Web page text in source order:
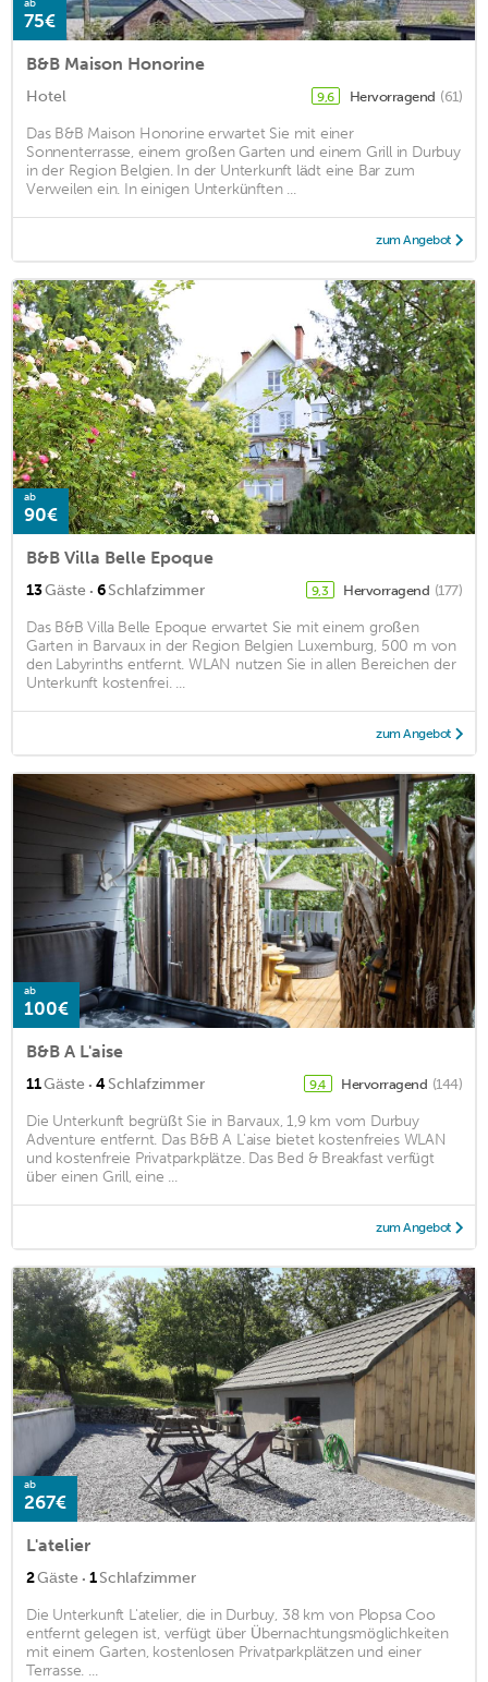
ab
75€
B&B Maison Honorine
Hotel 9,6 Hervorragend (61)
Das B&B Maison Honorine erwartet Sie mit einer
Sonnenterrasse, einem großen Garten und einem Grill in Durbuy
in der Region Belgien. In der Unterkunft lädt eine Bar zum
Verweilen ein. In einigen Unterkünften ...
zum Angebot
ab
90€
B&B Villa Belle Epoque
13Gäste · 6Schlafzimmer 9,3 Hervorragend (177)
Das B&B Villa Belle Epoque erwartet Sie mit einem großen
Garten in Barvaux in der Region Belgien Luxemburg, 500 m von
den Labyrinths entfernt. WLAN nutzen Sie in allen Bereichen der
Unterkunft kostenfrei. ...
zum Angebot
ab
100€
B&B A L'aise
11Gäste · 4Schlafzimmer 9,4 Hervorragend (144)
Die Unterkunft begrüßt Sie in Barvaux, 1,9 km vom Durbuy
Adventure entfernt. Das B&B A L'aise bietet kostenfreies WLAN
und kostenfreie Privatparkplätze. Das Bed & Breakfast verfügt
über einen Grill, eine ...
zum Angebot
ab
267€
L'atelier
2Gäste · 1Schlafzimmer
Die Unterkunft L'atelier, die in Durbuy, 38 km von Plopsa Coo
entfernt gelegen ist, verfügt über Übernachtungsmöglichkeiten
mit einem Garten, kostenlosen Privatparkplätzen und einer
Terrasse. ...